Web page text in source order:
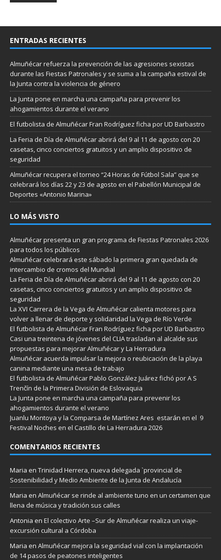
ENTRADAS RECIENTES
Almuñécar refuerza la prevención de las agresiones sexistas
durante las Fiestas Patronales y se suma a la campaña estival de
la Junta contra la violencia de género
La Junta pone en marcha una campaña para prevenir los
ahogamientos durante el verano
El futbolista de Almuñécar Fran Rodríguez ficha por UD Barbastro
La Feria de Día de Almuñécar abrirá del 9 al 11 de agosto con 20
casetas, cinco conciertos gratuitos y un amplio dispositivo de
seguridad
Almuñécar recupera el torneo “24 Horas de Fútbol Sala” que se
celebrará los días 22 y 23 de agosto en el Pabellón Municipal de
Deportes «Antonio Marina»
LO MÁS VISTO
Almuñécar presenta un gran programa de Fiestas Patronales 2026
para todos los públicos
Almuñécar celebrará este sábado la primera gran quedada de
intercambio de cromos del Mundial
La Feria de Día de Almuñécar abrirá del 9 al 11 de agosto con 20
casetas, cinco conciertos gratuitos y un amplio dispositivo de
seguridad
La XVI Carrera de la Vega de Almuñécar calienta motores para
volver a llenar de deporte y solidaridad la Vega de Río Verde
El futbolista de Almuñécar Fran Rodríguez ficha por UD Barbastro
Casi una treintena de jóvenes del CLIA trasladan al alcalde sus
propuestas para mejorar Almuñécar y La Herradura
Almuñécar acuerda impulsar la mejora o reubicación de la playa
canina mediante una mesa de trabajo
El futbolista de Almuñécar Pablo González Juárez fichó por A S
Trenčín de la Primera División de Eslovaquia
La Junta pone en marcha una campaña para prevenir los
ahogamientos durante el verano
Juanlu Montoya y la Comparsa de Martínez Ares estarán en el 9
Festival Noches en el Castillo de La Herradura 2026
COMENTARIOS RECIENTES
Maria en Trinidad Herrera, nueva delegada `provincial de
Sostenibilidad y Medio Ambiente de la Junta de Andalucía
Maria en Almuñécar se rinde al ambiente tuno en un certamen que
llena de música y tradición sus calles
Antonia en El colectivo Arte –Sur de Almuñécar realiza un viaje-
excursión cultural a Córdoba
Maria en Almuñécar mejora la seguridad vial con la implantación
de 14 pasos de peatones inteligentes